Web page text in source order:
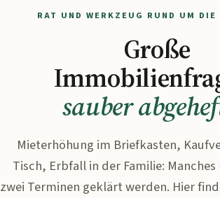
RAT UND WERKZEUG RUND UM
Große
sauber
Mieterhöhung im Briefkasten,
Tisch, Erbfall in der Familie:
zwei Terminen geklärt werden. Hier